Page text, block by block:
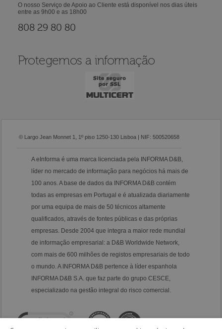
O nosso Serviço de Apoio ao Cliente está disponível nos dias úteis
entre as 9h00 e as 18h00
808 29 80 80
Protegemos a informação
© Largo Jean Monnet 1, 1º piso 1250-130 Lisboa | NIF: 500520658
A eInforma é uma marca licenciada pela INFORMA D&B,
líder no mercado de informação para negócios há mais de
100 anos. A base de dados da INFORMA D&B contém
todas as empresas em Portugal e é atualizada diariamente
por uma equipa de mais de 50 técnicos altamente
qualificados, através de fontes públicas e das próprias
empresas. Desde 2004 que integra a maior rede mundial
de informação empresarial: a D&B Worldwide Network,
com mais de 600 milhões de registos empresariais de todo
o mundo. A INFORMA D&B pertence à líder espanhola
INFORMA D&B S.A. que faz parte do grupo CESCE,
especializado na gestão integral do risco comercial.